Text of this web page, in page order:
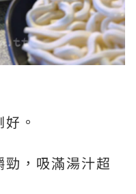
。
，吸滿湯汁超